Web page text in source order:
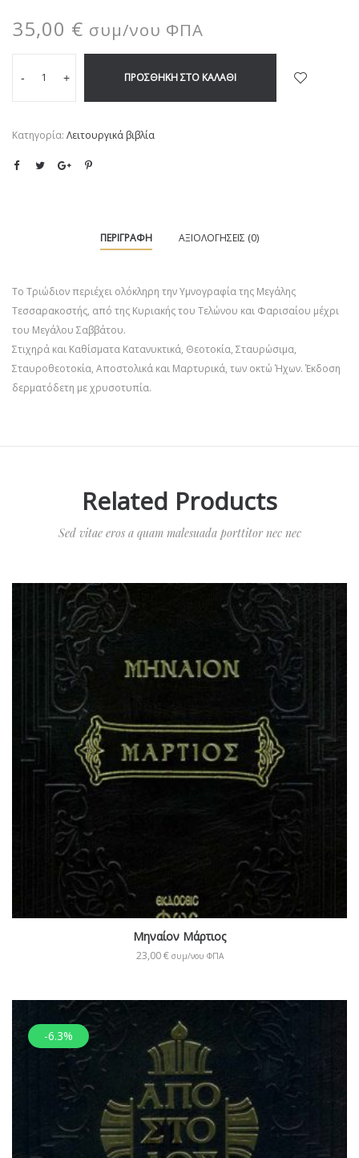
35,00 € συμ/νου ΦΠΑ
- + ΠΡΟΣΘΉΚΗ ΣΤΟ ΚΑΛΆΘΙ
Κατηγορία: Λειτουργικά βιβλία
ΠΕΡΙΓΡΑΦΉ ΑΞΙΟΛΟΓΉΣΕΙΣ (0)
Το Τριώδιον περιέχει ολόκληρη την Υμνογραφία της Μεγάλης
Τεσσαρακοστής, από της Κυριακής του Τελώνου και Φαρισαίου μέχρι
του Μεγάλου Σαββάτου.
Στιχηρά και Καθίσματα Κατανυκτικά, Θεοτοκία, Σταυρώσιμα,
Σταυροθεοτοκία, Αποστολικά και Μαρτυρικά, των οκτώ Ήχων. Έκδοση
δερματόδετη με χρυσοτυπία.
Related Products
Sed vitae eros a quam malesuada porttitor nec nec
Μηναίον Μάρτιος
23,00€ συμ/νου ΦΠΑ
-6.3%